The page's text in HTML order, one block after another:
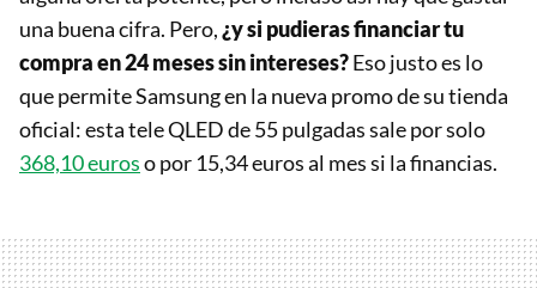
una buena cifra. Pero,¿y si pudieras financiar tu
compra en 24 meses sin intereses?Eso justo es lo
que permite Samsung en la nueva promo de su tienda
oficial: esta tele QLED de 55 pulgadas sale por solo
368,10 euroso por 15,34 euros al mes si la financias.